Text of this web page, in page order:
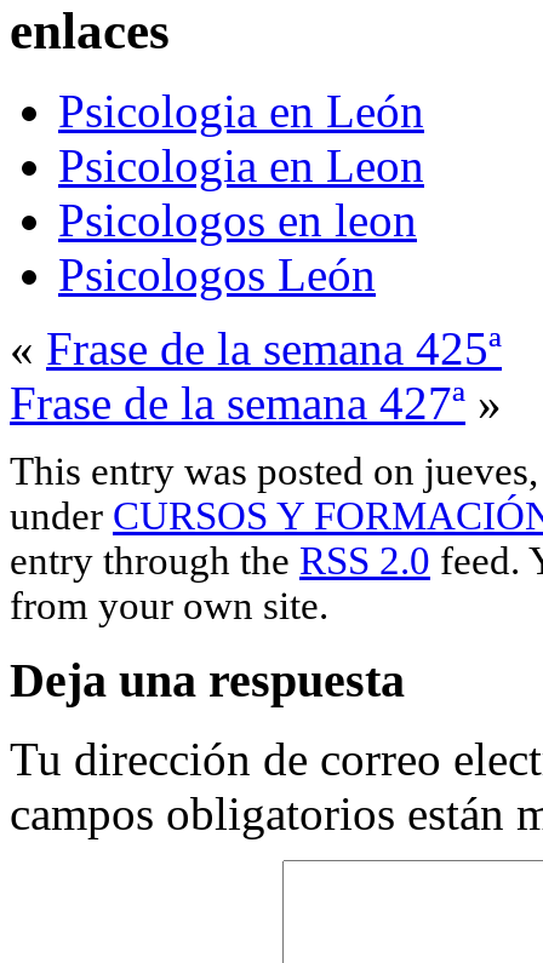
enlaces
Psicologia en León
Psicologia en Leon
Psicologos en leon
Psicologos León
« Frase de la semana 425ª
Frase de la semana 427ª »
This entry was posted on
under CURSOS Y
entry through the RSS 2.0 feed.
from your own site.
Deja una respuesta
Tu dirección de correo
campos obligatorios están